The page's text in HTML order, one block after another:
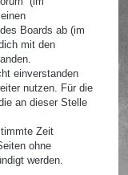
Boards ab (im
mit den
einverstanden
nutzen. Für die
an dieser Stelle
Zeit
ohne
werden.